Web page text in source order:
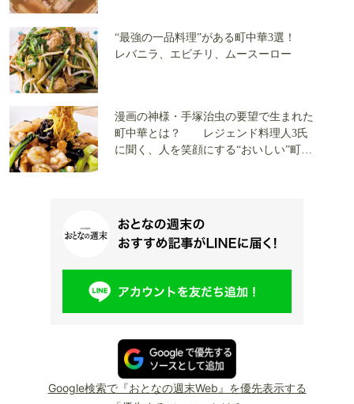
“最強の一品料理”がある町中華3選！
レバニラ、エビチリ、ムースーロー
漫画の神様・手塚治虫の要望で生まれた
町中華とは？ レジェンド料理人3氏
に聞く、人を笑顔にする“おいしい”町中
Google検索で『おとなの週末Web』を優先表示する